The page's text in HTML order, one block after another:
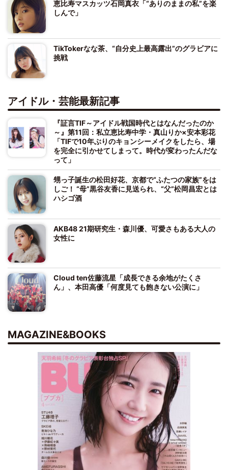
恵比寿マスカッツ石岡真衣「“ありのままの私”を楽
しんで」
TikTokerなな茶、“自分史上最高露出”のグラビアに
挑戦
アイドル・芸能最新記事
『証言TIF～アイドル戦国時代とはなんだったのか
～』第11回：私立恵比寿中学・真山りか×安本彩花
「TIFで10年ぶりのキョンシーメイクをしたら、場
を完全に引かせてしまって。時代が変わったんだな
って」
甥っ子誕生の松田好花、京都で“ふたつの家族”をは
しご！ “母”黒谷友香に見送られ、“父”松岡昌宏とは
ハシゴ酒
AKB48 21期研究生・森川優、可愛さもある大人の
女性に
Cloud ten佐藤流星「成長できる余地がたくさ
ん」、本田高優「何度見ても飽きない公演に」
MAGAZINE&BOOKS